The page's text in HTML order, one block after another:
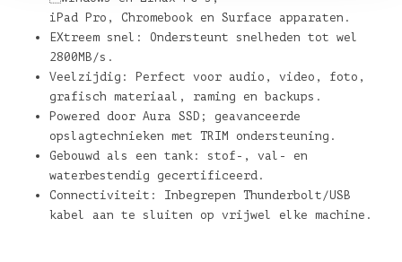
iPad Pro, Chromebook en Surface apparaten.
EXtreem snel: Ondersteunt snelheden tot wel
2800MB/s.
Veelzijdig: Perfect voor audio, video, foto,
grafisch materiaal, raming en backups.
Powered door Aura SSD; geavanceerde
opslagtechnieken met TRIM ondersteuning.
Gebouwd als een tank: stof-, val- en
waterbestendig gecertificeerd.
Connectiviteit: Inbegrepen Thunderbolt/USB
kabel aan te sluiten op vrijwel elke machine.